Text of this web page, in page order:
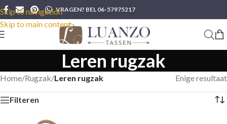
Skip to navigation
Skip to main content
VRAGEN? BEL 06-57975217
Leren rugzak
Home/Rugzak/Leren rugzak Enige resultaat
Filteren